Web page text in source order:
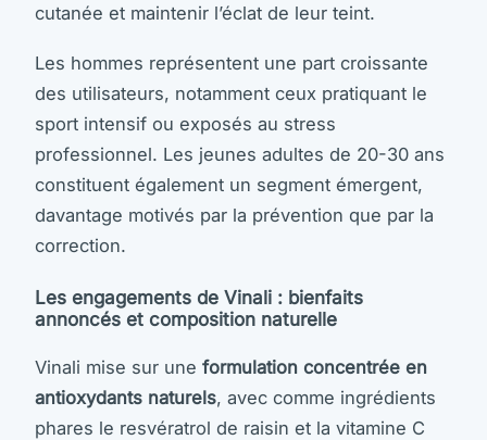
cutanée et maintenir l’éclat de leur teint.
Les hommes représentent une part croissante
des utilisateurs, notamment ceux pratiquant le
sport intensif ou exposés au stress
professionnel. Les jeunes adultes de 20-30 ans
constituent également un segment émergent,
davantage motivés par la prévention que par la
correction.
Les engagements de Vinali : bienfaits
annoncés et composition naturelle
Vinali mise sur une formulation concentrée en
antioxydants naturels, avec comme ingrédients
phares le resvératrol de raisin et la vitamine C